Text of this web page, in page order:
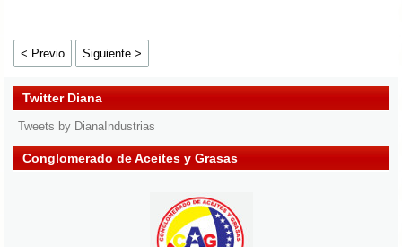
< Previo Siguiente >
Twitter Diana
Tweets by DianaIndustrias
Conglomerado de Aceites y Grasas